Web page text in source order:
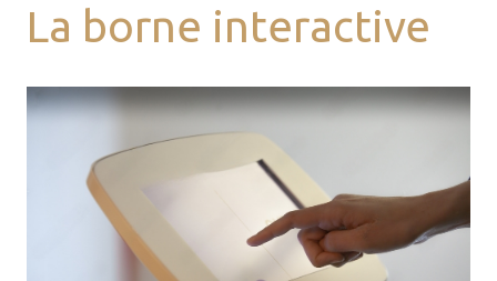
La borne interactive